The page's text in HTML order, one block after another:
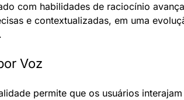
com habilidades de raciocínio
e contextualizadas, em uma
Voz
permite que os usuários